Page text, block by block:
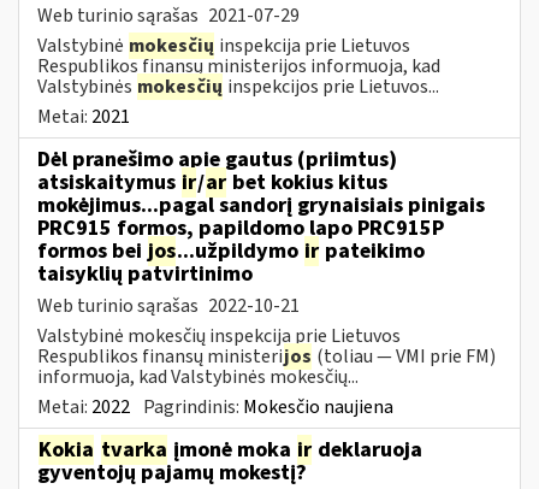
Web turinio sąrašas 2021-07-29
Valstybinė mokesčių inspekcija prie Lietuvos
Respublikos finansų ministerijos informuoja, kad
Valstybinės mokesčių inspekcijos prie Lietuvos...
Metai: 2021
Dėl pranešimo apie gautus (priimtus)
atsiskaitymus ir/ar bet kokius kitus
mokėjimus...pagal sandorį grynaisiais pinigais
PRC915 formos, papildomo lapo PRC915P
formos bei jos...užpildymo ir pateikimo
taisyklių patvirtinimo
Web turinio sąrašas 2022-10-21
Valstybinė mokesčių inspekcija prie Lietuvos
Respublikos finansų ministerijos (toliau ― VMI prie FM)
informuoja, kad Valstybinės mokesčių...
Metai: 2022 Pagrindinis: Mokesčio naujiena
Kokia tvarka įmonė moka ir deklaruoja
gyventojų pajamų mokestį?